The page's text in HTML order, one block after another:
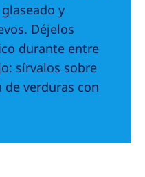
y
Déjelos
durante entre
sírvalos sobre
de verduras con